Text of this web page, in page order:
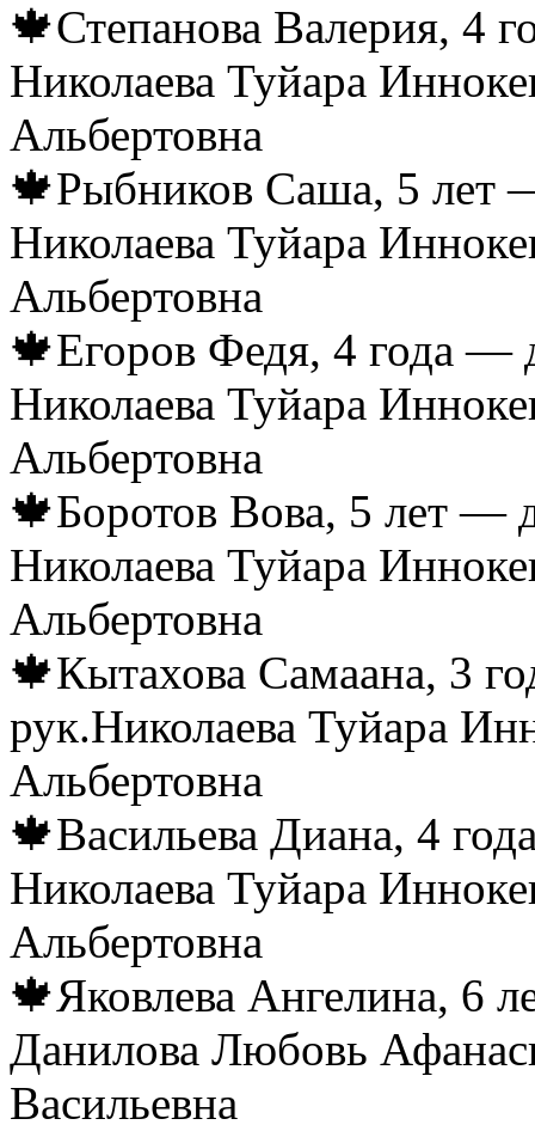
🍁Степанова Валерия, 4
Николаева Туйара
Альбертовна
🍁Рыбников Саша, 5 лет
Николаева Туйара
Альбертовна
🍁Егоров Федя, 4 года —
Николаева Туйара
Альбертовна
🍁Боротов Вова, 5 лет —
Николаева Туйара
Альбертовна
🍁Кытахова Самаана, 3
рук.Николаева Туйара
Альбертовна
🍁Васильева Диана, 4
Николаева Туйара
Альбертовна
🍁Яковлева Ангелина, 6
Данилова Любовь
Васильевна